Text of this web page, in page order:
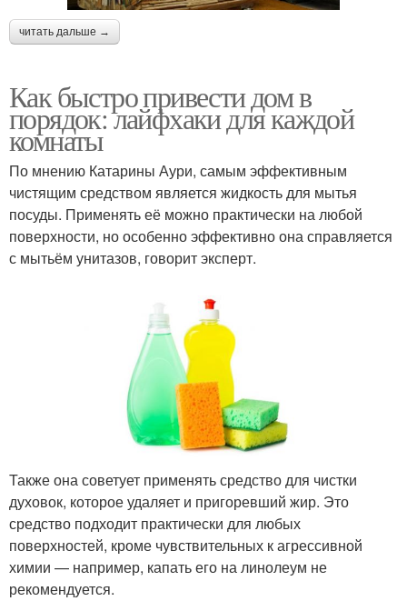
читать дальше →
Как быстро привести дом в
порядок: лайфхаки для каждой
комнаты
По мнению Катарины Аури, самым эффективным
чистящим средством является жидкость для мытья
посуды. Применять её можно практически на любой
поверхности, но особенно эффективно она справляется
с мытьём унитазов, говорит эксперт.
Также она советует применять средство для чистки
духовок, которое удаляет и пригоревший жир. Это
средство подходит практически для любых
поверхностей, кроме чувствительных к агрессивной
химии — например, капать его на линолеум не
рекомендуется.